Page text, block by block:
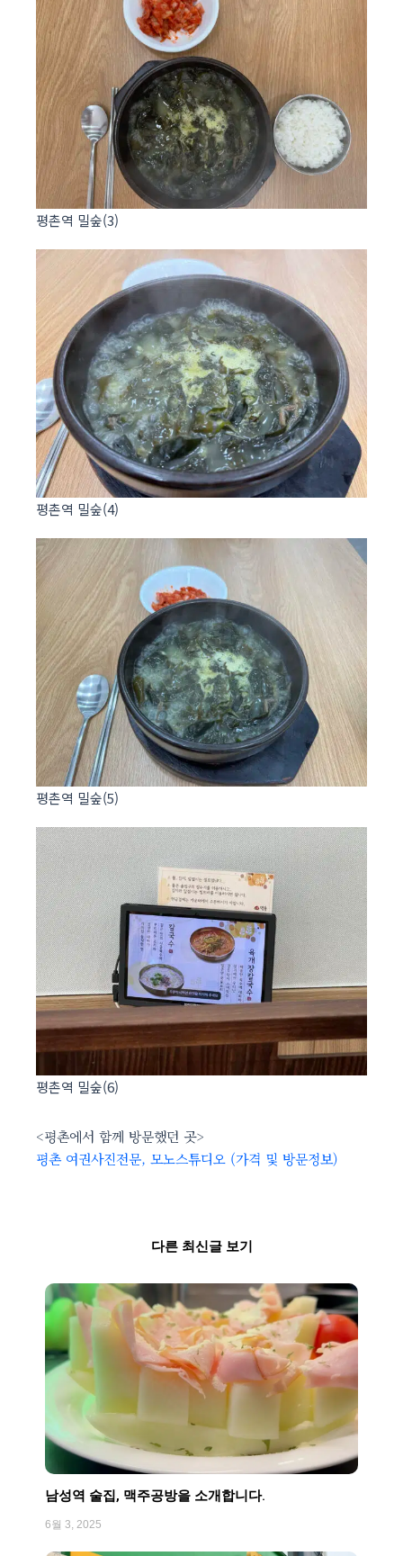
평촌역 밀숲(3)
평촌역 밀숲(4)
평촌역 밀숲(5)
평촌역 밀숲(6)
<평촌에서 함께 방문했던 곳>
평촌 여권사진전문, 모노스튜디오 (가격 및 방문정보)
다른 최신글 보기
남성역 술집, 맥주공방을 소개합니다.
6월 3, 2025
Page PagePagePagePage